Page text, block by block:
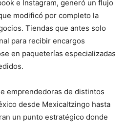
e Instagram, generó un flujo
modificó por completo la
Tiendas que antes solo
para recibir encargos
en paqueterías especializadas
emprendedoras de distintos
desde Mexicaltzingo hasta
un punto estratégico donde